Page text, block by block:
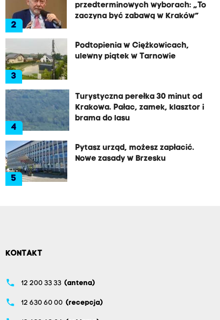
2
przedterminowych wyborach: „To
zaczyna być zabawą w Kraków”
3
Podtopienia w Ciężkowicach,
ulewny piątek w Tarnowie
4
Turystyczna perełka 30 minut od
Krakowa. Pałac, zamek, klasztor i
brama do lasu
5
Pytasz urząd, możesz zapłacić.
Nowe zasady w Brzesku
KONTAKT
phone 12 200 33 33 (antena)
phone 12 630 60 00 (recepcja)